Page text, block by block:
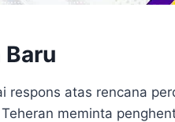
respons atas rencana
meminta